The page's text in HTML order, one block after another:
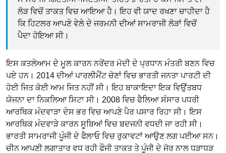
ਲੋੜ ਵਿਚੋਂ ਤਾਕਤ ਵਿਚ ਆਇਆ ਹੈ। ਇਹ ਵੀ ਯਾਦ ਰਖਣਾ ਚਾਹੀਦਾ ਹੈ
ਕਿ ਹਿਟਲਰ ਆਪਣੇ ਵੇਲੇ ਦੇ ਜਰਮਨੀ ਦੀਆਂ ਸਾਮਰਾਜੀ ਲੋੜਾਂ ਵਿਚੋਂ
ਪੈਦਾ ਹੋਇਆ ਸੀ।
ਇਸ ਕਤਲੇਆਮ ਦੇ ਮੂਲ ਕਾਰਨ ਨਰੇਂਦਰ ਮੋਦੀ ਦੇ ਪ੍ਰਧਾਨ ਮੰਤਰੀ ਬਣਨ ਵਿਚ
ਪਏ ਹਨ। 2014 ਦੀਆਂ ਪਾਰਲੀਮੈਂਟ ਚੋਣਾਂ ਵਿਚ ਭਾਰਤੀ ਜਨਤਾ ਪਾਰਟੀ ਦੀ
ਹੋਈ ਜਿਤ ਕੋਈ ਆਮ ਜਿਤ ਨਹੀਂ ਸੀ। ਇਹ ਬਾਕਾਇਦਾ ਇਕ ਵਿਉਂਤਬਧ
ਯੋਜਨਾ ਦਾ ਨਿਕਲਿਆ ਸਿਟਾ ਸੀ। 2008 ਵਿਚ ਫੈਲਿਆ ਸੰਸਾਰ ਪਧਰੀ
ਆਰਥਿਕ ਮੰਦਵਾੜਾ ਦੇਸ ਭਰ ਵਿਚ ਆਪਣੇ ਪੈਰ ਪਸਾਰ ਰਿਹਾ ਸੀ। ਇਸ
ਆਰਥਿਕ ਮੰਦਵਾੜੇ ਕਾਰਨ ਸੂਬਿਆਂ ਵਿਚ ਬਦਜਨੀ ਵਧਦੀ ਜਾ ਰਹੀ ਸੀ।
ਭਾਰਤੀ ਸਾਮਰਾਜੀ ਪੂੰਜੀ ਦੇ ਫੈਲਾਓ ਵਿਚ ਰੁਕਾਵਟਾਂ ਆਉਣ ਲਗ ਪਈਆ ਸਨ।
ਚੀਨ ਆਪਣੀ ਲਗਾਤਾਰ ਵਧ ਰਹੀ ਫੌਜੀ ਤਾਕਤ ਤੇ ਪੂੰਜੀ ਦੇ ਜੋਰ ਨਾਲ ਧੜਾਧੜ